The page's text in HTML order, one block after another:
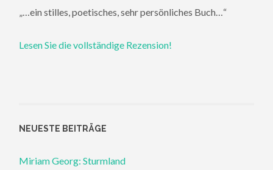
„…ein stilles, poetisches, sehr persönliches Buch…“
Lesen Sie die vollständige Rezension!
NEUESTE BEITRÄGE
Miriam Georg: Sturmland